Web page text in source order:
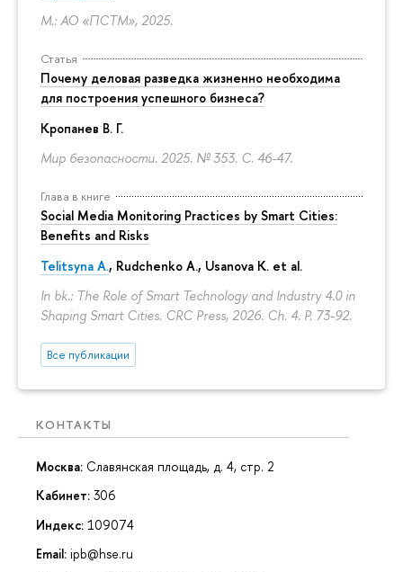
М.: АО «ПСТМ», 2025.
Статья
Почему деловая разведка жизненно необходима
для построения успешного бизнеса?
Кропанев В. Г.
Мир безопасности. 2025. № 353. С. 46-47.
Глава в книге
Social Media Monitoring Practices by Smart Cities:
Benefits and Risks
Telitsyna A., Rudchenko A., Usanova K. et al.
In bk.: The Role of Smart Technology and Industry 4.0 in
Shaping Smart Cities. CRC Press, 2026. Ch. 4. P. 73-92.
Все публикации
КОНТАКТЫ
Москва: Славянская площадь, д. 4, стр. 2
Кабинет: 306
Индекс: 109074
Email: ipb@hse.ru